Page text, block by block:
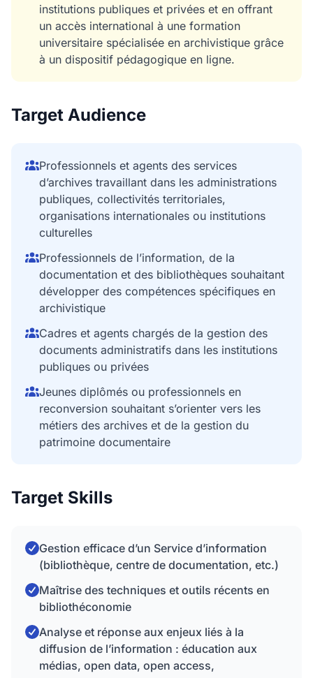
institutions publiques et privées et en offrant
un accès international à une formation
universitaire spécialisée en archivistique grâce
à un dispositif pédagogique en ligne.
Target Audience
Professionnels et agents des services
d’archives travaillant dans les administrations
publiques, collectivités territoriales,
organisations internationales ou institutions
culturelles
Professionnels de l’information, de la
documentation et des bibliothèques souhaitant
développer des compétences spécifiques en
archivistique
Cadres et agents chargés de la gestion des
documents administratifs dans les institutions
publiques ou privées
Jeunes diplômés ou professionnels en
reconversion souhaitant s’orienter vers les
métiers des archives et de la gestion du
patrimoine documentaire
Target Skills
Gestion efficace d’un Service d’information
(bibliothèque, centre de documentation, etc.)
Maîtrise des techniques et outils récents en
bibliothéconomie
Analyse et réponse aux enjeux liés à la
diffusion de l’information : éducation aux
médias, open data, open access,